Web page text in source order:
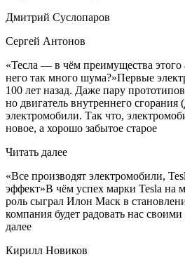
Дмитрий Суслопаров
Сергей Антонов
«Тесла — в чём преимущества
него так много шума?»Первые
100 лет назад. Даже пару
но двигатель внутреннего
электромобили. Так что,
новое, а хорошо забытое старое
Читать далее
«Все производят электромобили,
эффект»В чём успех марки Tesla на
роль сыграл Илон Маск в
компания будет радовать нас
далее
Кирилл Новиков